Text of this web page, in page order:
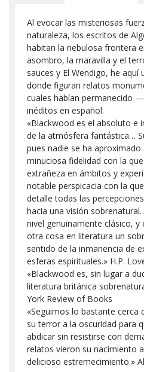
Al evocar las misteriosas
naturaleza, los escritos de
habitan la nebulosa frontera
asombro, la maravilla y el
sauces y El Wendigo, he
donde figuran relatos
cuales habían permanecido
inéditos en español.
«Blackwood es el absoluto e
de la atmósfera fantástica…
pues nadie se ha
minuciosa fidelidad con la
extrañeza en ámbitos y
notable perspicacia con la
detalle todas las
hacia una visión
nivel genuinamente clásico,
otra cosa en literatura un
sentido de la inmanencia de
esferas espirituales.» H.P.
«Blackwood es, sin lugar a
literatura británica
York Review of Books
«Seguimos lo bastante cerca
su terror a la oscuridad para
abdicar sin resistirse con
relatos vieron su nacimiento
delicioso estremecimiento.»